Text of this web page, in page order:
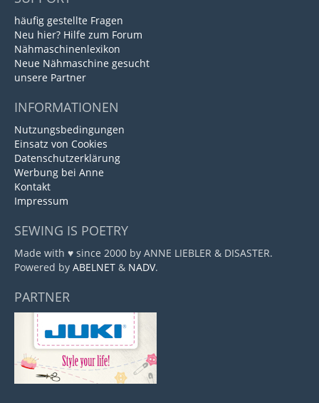
häufig gestellte Fragen
Neu hier? Hilfe zum Forum
Nähmaschinenlexikon
Neue Nähmaschine gesucht
unsere Partner
INFORMATIONEN
Nutzungsbedingungen
Einsatz von Cookies
Datenschutzerklärung
Werbung bei Anne
Kontakt
Impressum
SEWING IS POETRY
Made with ♥ since 2000 by ANNE LIEBLER & DISASTER.
Powered by ABELNET & NADV.
PARTNER